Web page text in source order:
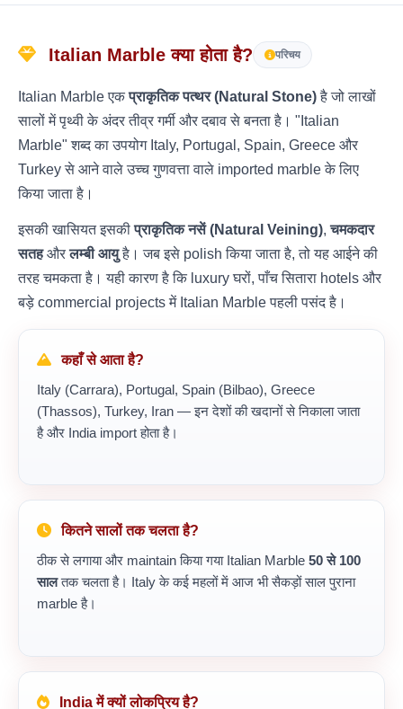
Italian Marble क्या होता है? परिचय
Italian Marble एकप्राकृतिक पत्थर (Natural Stone)है जो लाखों
सालों में पृथ्वी के अंदर तीव्र गर्मी और दबाव से बनता है। "Italian
Marble" शब्द का उपयोग Italy, Portugal, Spain, Greece और
Turkey से आने वाले उच्च गुणवत्ता वाले imported marble के लिए
किया जाता है।
इसकी खासियत इसकीप्राकृतिक नसें (Natural Veining),चमकदार
सतहऔरलम्बी आयुहै। जब इसे polish किया जाता है, तो यह आईने की
तरह चमकता है। यही कारण है कि luxury घरों, पाँच सितारा hotels और
बड़े commercial projects में Italian Marble पहली पसंद है।
कहाँ से आता है?
Italy (Carrara), Portugal, Spain (Bilbao), Greece
(Thassos), Turkey, Iran — इन देशों की खदानों से निकाला जाता
है और India import होता है।
कितने सालों तक चलता है?
ठीक से लगाया और maintain किया गया Italian Marble 50 से 100
सालतक चलता है। Italy के कई महलों में आज भी सैकड़ों साल पुराना
marble है।
India में क्यों लोकप्रिय है?